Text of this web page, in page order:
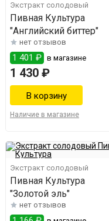
Экстракт солодовый
Пивная Культура
"Английский биттер"
нет отзывов
1 401 ₽ в магазине
1 430 ₽
Наличие в магазине
Экстракт солодовый
Пивная Культура
"Золотой эль"
нет отзывов